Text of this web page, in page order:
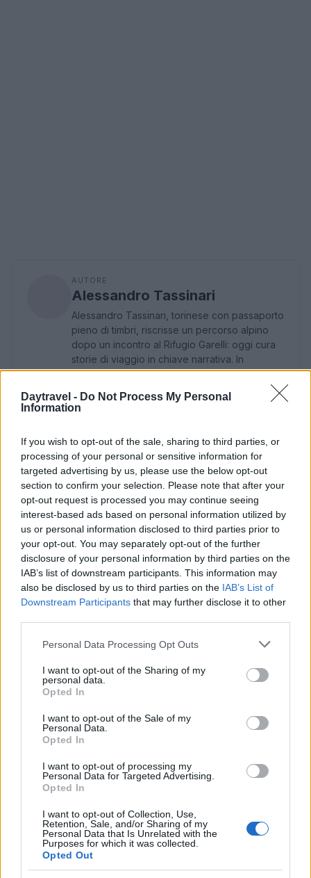
Daytravel - Do Not Process My Personal
Information
If you wish to opt-out of the sale, sharing to third parties, or
processing of your personal or sensitive information for
targeted advertising by us, please use the below opt-out
section to confirm your selection. Please note that after your
opt-out request is processed you may continue seeing
interest-based ads based on personal information utilized by
us or personal information disclosed to third parties prior to
your opt-out. You may separately opt-out of the further
disclosure of your personal information by third parties on the
IAB’s list of downstream participants. This information may
also be disclosed by us to third parties on the IAB’s List of
Downstream Participants that may further disclose it to other
Please note that this website/app uses one or more Google
not limited to your visit or usage behaviour. You may click to
grant or deny consent to Google and its third-party tags to
use your data for below specified purposes in below Google
consent section.
Personal Data Processing Opt Outs
I want to opt-out of the Sharing of my
personal data.
Opted In
I want to opt-out of the Sale of my
Personal Data.
Opted In
I want to opt-out of processing my
Personal Data for Targeted Advertising.
Opted In
I want to opt-out of Collection, Use,
Retention, Sale, and/or Sharing of my
Personal Data that Is Unrelated with the
Purposes for which it was collected.
Opted Out
AUTORE
Alessandro Tassinari
Alessandro Tassinari, torinese con passaporto
pieno di timbri, riscrisse un percorso alpino
dopo un incontro al Rifugio Garelli: oggi cura
storie di viaggio in chiave narrativa. In
redazione predilige longform, sostiene
taccuino logoro con mappe disegnate a
Continua a leggere
1 GIORNO OUT